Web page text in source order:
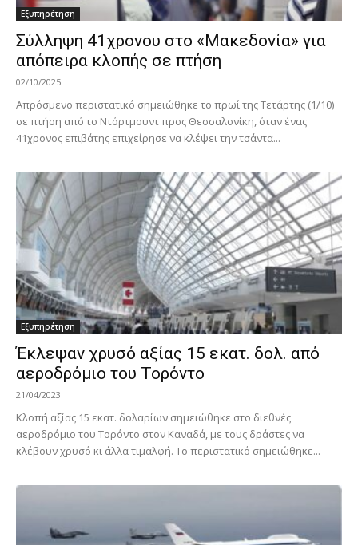
Εξυπηρέτηση
Σύλληψη 41χρονου στο «Μακεδονία» για
απόπειρα κλοπής σε πτήση
02/10/2025
Απρόσμενο περιστατικό σημειώθηκε το πρωί της Τετάρτης (1/10)
σε πτήση από το Ντόρτμουντ προς Θεσσαλονίκη, όταν ένας
41χρονος επιβάτης επιχείρησε να κλέψει την τσάντα...
Εξυπηρέτηση
Έκλεψαν χρυσό αξίας 15 εκατ. δολ. από
αεροδρόμιο του Τορόντο
21/04/2023
Κλοπή αξίας 15 εκατ. δολαρίων σημειώθηκε στο διεθνές
αεροδρόμιο του Τορόντο στον Καναδά, με τους δράστες να
κλέβουν χρυσό κι άλλα τιμαλφή. Το περιστατικό σημειώθηκε...